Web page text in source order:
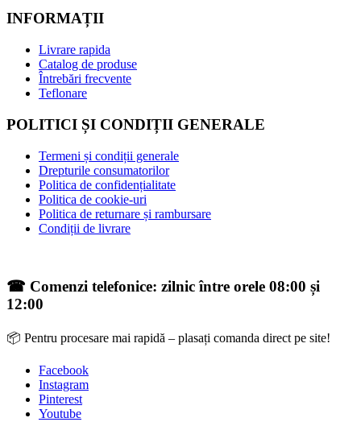
INFORMAȚII
Livrare rapida
Catalog de produse
Întrebări frecvente
Teflonare
POLITICI ȘI CONDIȚII GENERALE
Termeni și condiții generale
Drepturile consumatorilor
Politica de confidențialitate
Politica de cookie-uri
Politica de returnare și rambursare
Condiții de livrare
☎ Comenzi telefonice: zilnic între orele 08:00 și
12:00
📦 Pentru procesare mai rapidă – plasați comanda direct pe site!
Facebook
Instagram
Pinterest
Youtube